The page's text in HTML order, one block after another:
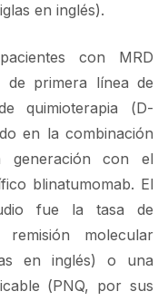
en inglés).
con MRD
de primera línea de
quimioterapia (D-
en la combinación
generación con el
blinatumomab. El
fue la tasa de
molecular
en inglés) o una
(PNQ, por sus